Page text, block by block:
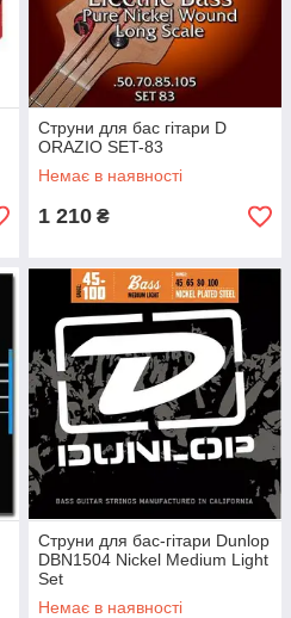
Струни для бас гітари D
ORAZIO SET-83
Немає в наявності
1 210 ₴
Струни для бас-гітари Dunlop
DBN1504 Nickel Medium Light
Set
Немає в наявності